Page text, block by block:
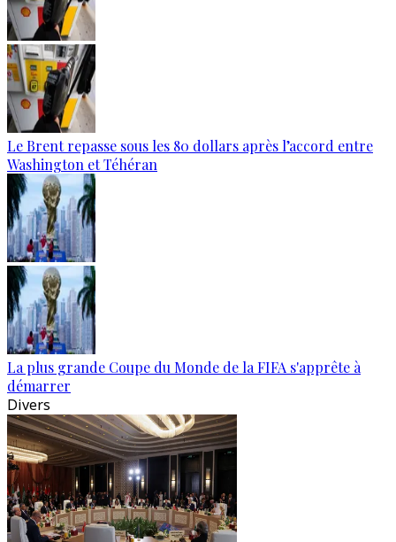
Le Brent repasse sous les 80 dollars après l’accord entre
Washington et Téhéran
La plus grande Coupe du Monde de la FIFA s'apprête à
démarrer
Divers